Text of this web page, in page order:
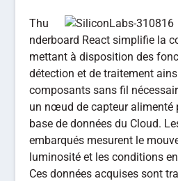
Thu
nderboard React simplifie la
mettant à disposition des
détection et de traitement
composants sans fil
un nœud de capteur alimenté
base de données du Cloud.
embarqués mesurent le
luminosité et les conditions
Ces données acquises sont